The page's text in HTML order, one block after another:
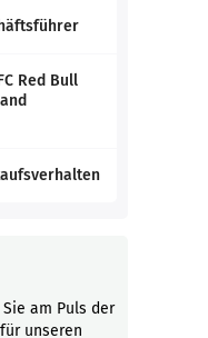
Red Bull
am Puls der
unseren